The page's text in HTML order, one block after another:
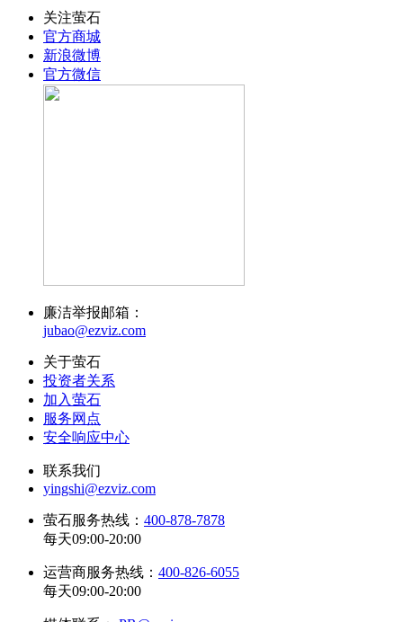
关注萤石
官方商城
新浪微博
官方微信
廉洁举报邮箱：
jubao@ezviz.com
关于萤石
投资者关系
加入萤石
服务网点
安全响应中心
联系我们
yingshi@ezviz.com
萤石服务热线： 400-878-7878
每天09:00-20:00
运营商服务热线： 400-826-6055
每天09:00-20:00